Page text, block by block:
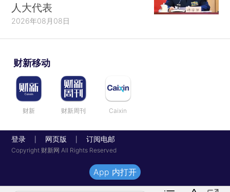
人大代表
2026年08月08日
财新移动
财新 财新周刊 Caixin
登录 网页版 订阅电邮
Copyright 财新网 All Rights Reserved
App 内打开